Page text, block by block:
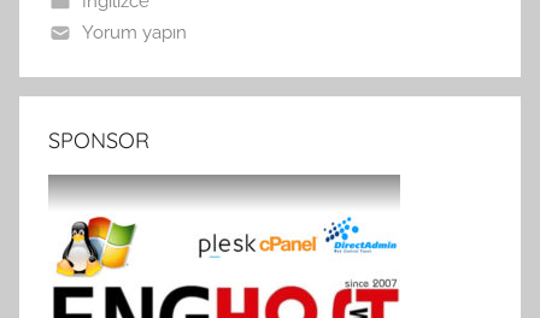
Yorum yapın
SPONSOR